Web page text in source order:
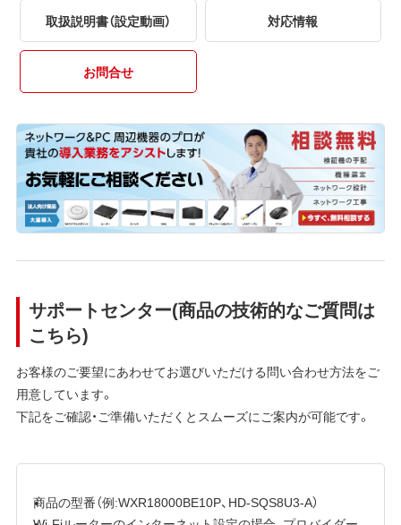
取扱説明書（設定動画） 対応情報
お問合せ
サポートセンター(商品の技術的なご質問は
こちら)
お客様のご要望にあわせてお選びいただける問い合わせ方法をご
用意しています。
下記をご確認・ご準備いただくとスムーズにご案内が可能です。
商品の型番（例:WXR18000BE10P、HD-SQS8U3-A）